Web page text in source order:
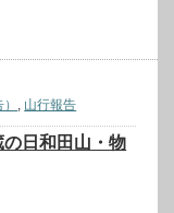
山行報告
日和田山・物